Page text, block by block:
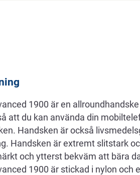
1900 är en
att du kan använda din
Handsken är också
Handsken är extremt slitstark
och ytterst bekväm att bära
1900 är stickad i nylon och